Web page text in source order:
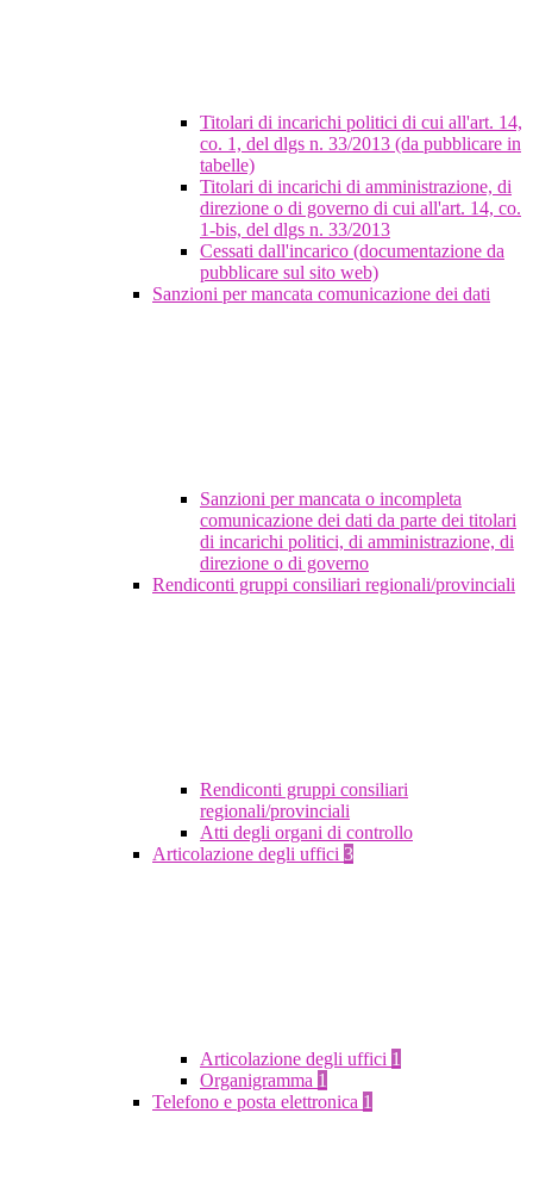
Titolari di incarichi politici di cui all'art. 14,
co. 1, del dlgs n. 33/2013 (da pubblicare in
tabelle)
Titolari di incarichi di amministrazione, di
direzione o di governo di cui all'art. 14, co.
1-bis, del dlgs n. 33/2013
Cessati dall'incarico (documentazione da
pubblicare sul sito web)
Sanzioni per mancata comunicazione dei dati
Sanzioni per mancata o incompleta
comunicazione dei dati da parte dei titolari
di incarichi politici, di amministrazione, di
direzione o di governo
Rendiconti gruppi consiliari regionali/provinciali
Rendiconti gruppi consiliari
regionali/provinciali
Atti degli organi di controllo
Articolazione degli uffici 3
Articolazione degli uffici 1
Organigramma 1
Telefono e posta elettronica 1